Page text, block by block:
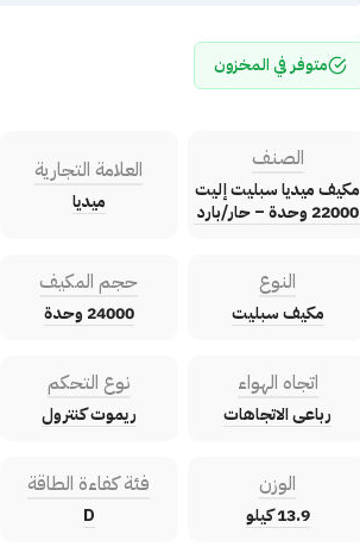
متوفر في المخزون
الصنف
مكيف ميديا سبليت إليت
22000 وحدة – حار/بارد
العلامة التجارية
ميديا
النوع
مكيف سبليت
حجم المكيف
24000 وحدة
اتجاه الهواء
رباعى الاتجاهات
نوع التحكم
ريموت كنترول
الوزن
13.9 كيلو
فئة كفاءة الطاقة
D